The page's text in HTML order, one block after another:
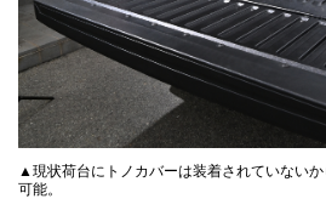
▲現状荷台にトノカバーは装着されていない
可能。